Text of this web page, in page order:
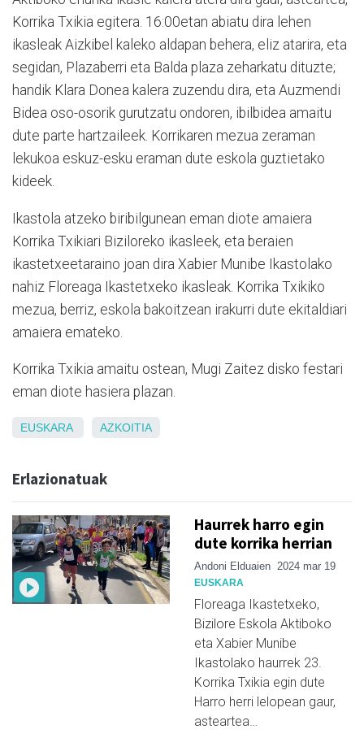
Korrika Txikia egitera. 16:00etan abiatu dira lehen
ikasleak Aizkibel kaleko aldapan behera, eliz atarira, eta
segidan, Plazaberri eta Balda plaza zeharkatu dituzte;
handik Klara Donea kalera zuzendu dira, eta Auzmendi
Bidea oso-osorik gurutzatu ondoren, ibilbidea amaitu
dute parte hartzaileek. Korrikaren mezua zeraman
lekukoa eskuz-esku eraman dute eskola guztietako
kideek.
Ikastola atzeko biribilgunean eman diote amaiera
Korrika Txikiari Biziloreko ikasleek, eta beraien
ikastetxeetaraino joan dira Xabier Munibe Ikastolako
nahiz Floreaga Ikastetxeko ikasleak. Korrika Txikiko
mezua, berriz, eskola bakoitzean irakurri dute ekitaldiari
amaiera emateko.
Korrika Txikia amaitu ostean, Mugi Zaitez disko festari
eman diote hasiera plazan.
EUSKARA AZKOITIA
Erlazionatuak
Haurrek harro egin
dute korrika herrian
Andoni Elduaien 2024 mar 19
EUSKARA
Floreaga Ikastetxeko,
Bizilore Eskola Aktiboko
eta Xabier Munibe
Ikastolako haurrek 23.
Korrika Txikia egin dute
Harro herri lelopean gaur,
asteartea…